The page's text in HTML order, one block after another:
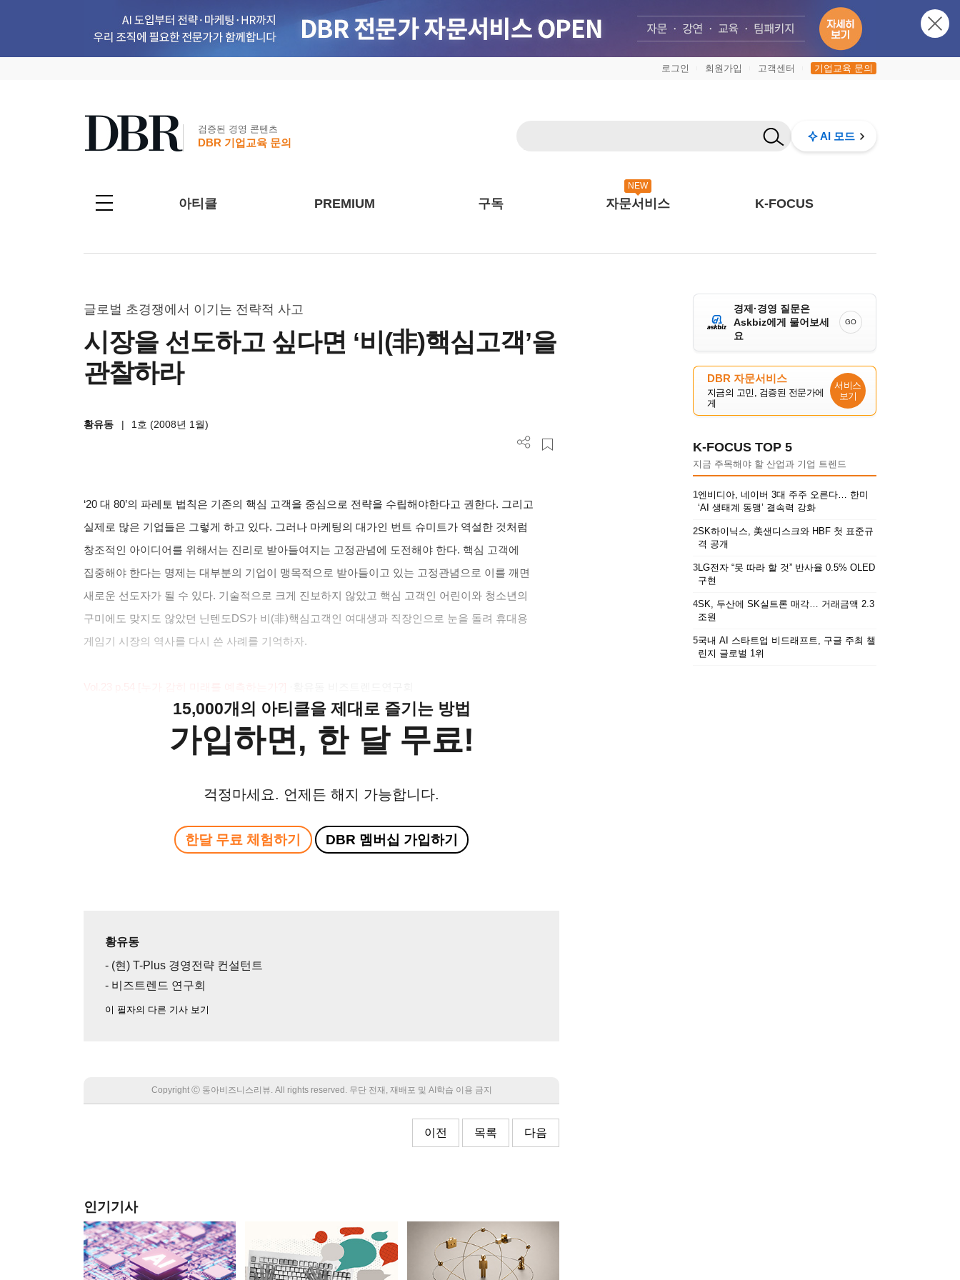
로그인 회원가입 고객센터 기업교육 문의
검증된 경영 콘텐츠
DBR 기업교육 문의
AI 모드
아티클 PREMIUM 구독
NEW
자문서비스 K-FOCUS
글로벌 초경쟁에서 이기는 전략적 사고
시장을 선도하고 싶다면 ‘비(非)핵심고객’을
관찰하라
황유동 | 1호 (2008년 1월)
‘20 대 80’의 파레토 법칙은 기존의 핵심 고객을 중심으로 전략을 수립해야한다고 권한다. 그리고
실제로 많은 기업들은 그렇게 하고 있다. 그러나 마케팅의 대가인 번트 슈미트가 역설한 것처럼
창조적인 아이디어를 위해서는 진리로 받아들여지는 고정관념에 도전해야 한다. 핵심 고객에
집중해야 한다는 명제는 대부분의 기업이 맹목적으로 받아들이고 있는 고정관념으로 이를 깨면
새로운 선도자가 될 수 있다. 기술적으로 크게 진보하지 않았고 핵심 고객인 어린이와 청소년의
구미에도 맞지도 않았던 닌텐도DS가 비(非)핵심고객인 여대생과 직장인으로 눈을 돌려 휴대용
게임기 시장의 역사를 다시 쓴 사례를 기억하자.
15,000개의 아티클을 제대로 즐기는 방법
가입하면, 한 달 무료!
걱정마세요. 언제든 해지 가능합니다.
한달 무료 체험하기 DBR 멤버십 가입하기
황유동
- (현) T-Plus 경영전략 컨설턴트
- 비즈트렌드 연구회
이 필자의 다른 기사 보기
Copyright Ⓒ 동아비즈니스리뷰. All rights reserved. 무단 전재, 재배포 및 AI학습 이용 금지
이전 목록 다음
인기기사
경제·경영 질문은
Askbiz에게 물어보세
요
GO
DBR 자문서비스
지금의 고민, 검증된 전문가에
게
서비스
보기
K-FOCUS TOP 5
지금 주목해야 할 산업과 기업 트렌드
1엔비디아, 네이버 3대 주주 오른다… 한미
‘AI 생태계 동맹’ 결속력 강화
2SK하이닉스, 美샌디스크와 HBF 첫 표준규
격 공개
3LG전자 “못 따라 할 것” 반사율 0.5% OLED
구현
4SK, 두산에 SK실트론 매각… 거래금액 2.3
조원
5국내 AI 스타트업 비드래프트, 구글 주최 챌
린지 글로벌 1위